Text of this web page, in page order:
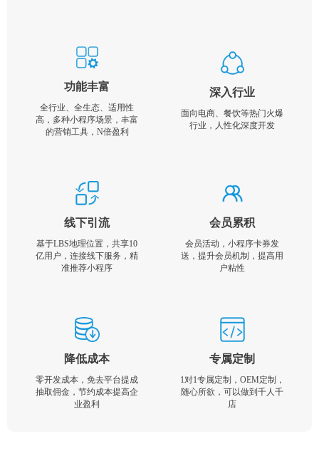
功能丰富
全行业、全生态、适用性
高，多种小程序场景，丰富
的营销工具，N倍盈利
深入行业
面向电商、餐饮等热门火爆
行业，人性化深度开发
线下引流
基于LBS地理位置，共享10
亿用户，连接线下服务，精
准推荐小程序
会员累积
会员活动，小程序卡券发
送，提升会员机制，提高用
户粘性
降低成本
零开发成本，免去平台提成
抽取佣金，节约成本提高企
业盈利
专属定制
1对1专属定制，OEM定制，
随心所欲，可以做到千人千
店